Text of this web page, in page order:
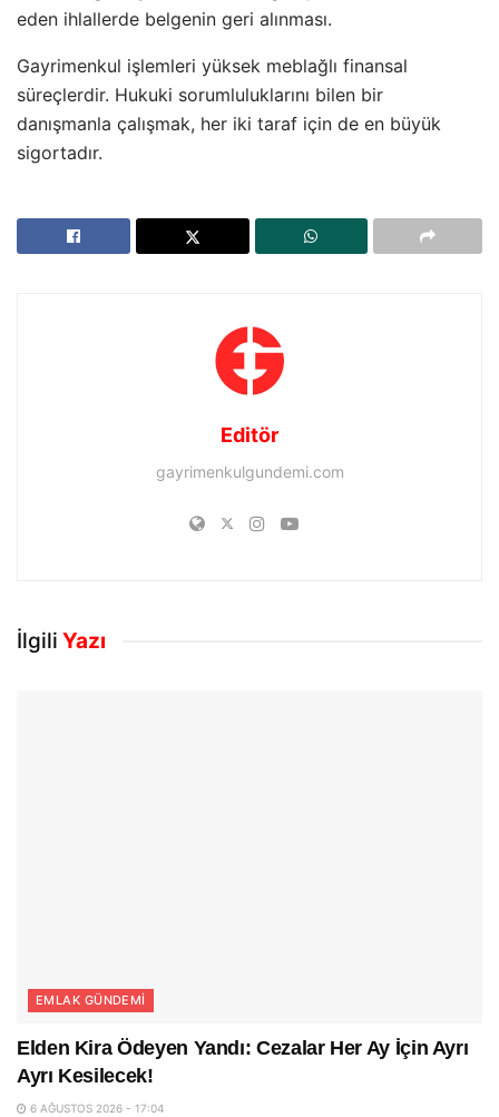
eden ihlallerde belgenin geri alınması.
Gayrimenkul işlemleri yüksek meblağlı finansal
süreçlerdir. Hukuki sorumluluklarını bilen bir
danışmanla çalışmak, her iki taraf için de en büyük
sigortadır.
Editör
gayrimenkulgundemi.com
İlgili Yazı
EMLAK GÜNDEMI
Elden Kira Ödeyen Yandı: Cezalar Her Ay İçin Ayrı
Ayrı Kesilecek!
6 AĞUSTOS 2026 - 17:04